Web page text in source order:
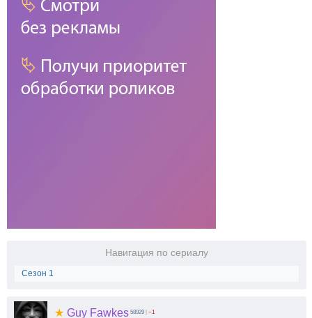
Навигация по сериалу
Сезон 1
★ Guy Fawkes 58929 −1